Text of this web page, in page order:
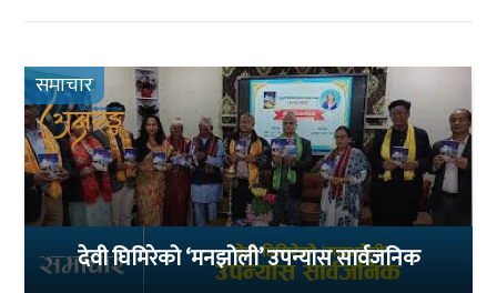
समाचार
देवी घिमिरेको ‘मनझोली’ उपन्यास सार्वजनिक